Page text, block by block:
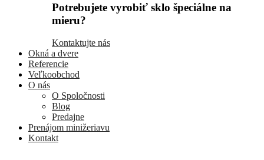
Potrebujete vyrobiť sklo špeciálne na
mieru?
Kontaktujte nás
Okná a dvere
Referencie
Veľkoobchod
O nás
O Spoločnosti
Blog
Predajne
Prenájom minižeriavu
Kontakt